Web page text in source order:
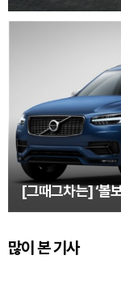
[그때그차는] ‘볼
많이 본 기사